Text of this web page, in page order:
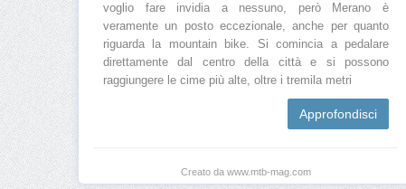
voglio fare invidia a nessuno, però Merano è
veramente un posto eccezionale, anche per quanto
riguarda la mountain bike. Si comincia a pedalare
direttamente dal centro della città e si possono
raggiungere le cime più alte, oltre i tremila metri
Approfondisci
Creato da www.mtb-mag.com